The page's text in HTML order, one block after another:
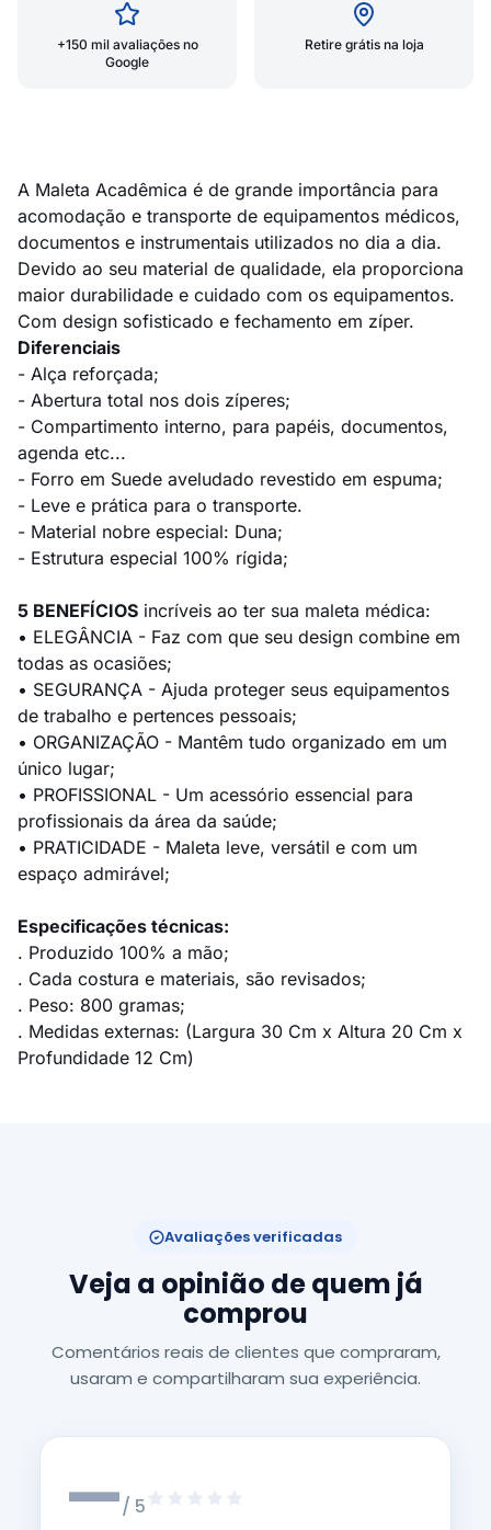
+150 mil avaliações no
Google
Retire grátis na loja
A Maleta Acadêmica é de grande importância para
acomodação e transporte de equipamentos médicos,
documentos e instrumentais utilizados no dia a dia.
Devido ao seu material de qualidade, ela proporciona
maior durabilidade e cuidado com os equipamentos.
Com design sofisticado e fechamento em zíper.
Diferenciais
- Alça reforçada;
- Abertura total nos dois zíperes;
- Compartimento interno, para papéis, documentos,
agenda etc...
- Forro em Suede aveludado revestido em espuma;
- Leve e prática para o transporte.
- Material nobre especial: Duna;
- Estrutura especial 100% rígida;
5 BENEFÍCIOS incríveis ao ter sua maleta médica:
• ELEGÂNCIA - Faz com que seu design combine em
todas as ocasiões;
• SEGURANÇA - Ajuda proteger seus equipamentos
de trabalho e pertences pessoais;
• ORGANIZAÇÃO - Mantêm tudo organizado em um
único lugar;
• PROFISSIONAL - Um acessório essencial para
profissionais da área da saúde;
• PRATICIDADE - Maleta leve, versátil e com um
espaço admirável;
Especificações técnicas:
. Produzido 100% a mão;
. Cada costura e materiais, são revisados;
. Peso: 800 gramas;
. Medidas externas: (Largura 30 Cm x Altura 20 Cm x
Profundidade 12 Cm)
Avaliações verificadas
Veja a opinião de quem já
comprou
Comentários reais de clientes que compraram,
usaram e compartilharam sua experiência.
—/ 5